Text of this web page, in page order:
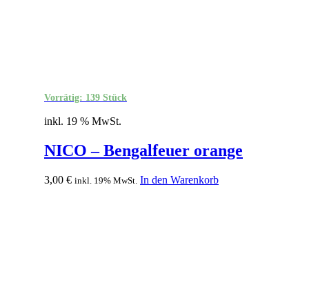
Vorrätig: 139 Stück
inkl. 19 % MwSt.
NICO – Bengalfeuer orange
3,00 € inkl. 19% MwSt. In den Warenkorb